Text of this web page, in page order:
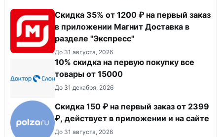
Скидка 35% от 1200 ₽ на первый заказ
в приложении Магнит Доставка в
разделе "Экспресс"
До 31 августа, 2026
10% скидка на первую покупку все
товары от 15000
До 31 декабря, 2026
Скидка 150 ₽ на первый заказ от 2399
₽, действует в приложении и на сайте
До 31 августа, 2026